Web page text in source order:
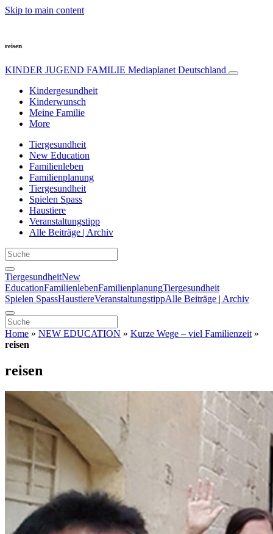
Skip to main content
reisen
KINDER JUGEND FAMILIE Mediaplanet Deutschland
Kindergesundheit
Kinderwunsch
Meine Familie
More
Tiergesundheit
New Education
Familienleben
Familienplanung
Tiergesundheit
Spielen Spass
Haustiere
Veranstaltungstipp
Alle Beiträge | Archiv
TiergesundheitNew
EducationFamilienlebenFamilienplanungTiergesundheit
Spielen SpassHaustiereVeranstaltungstippAlle Beiträge | Archiv
Home » NEW EDUCATION » Kurze Wege – viel Familienzeit »
reisen
reisen